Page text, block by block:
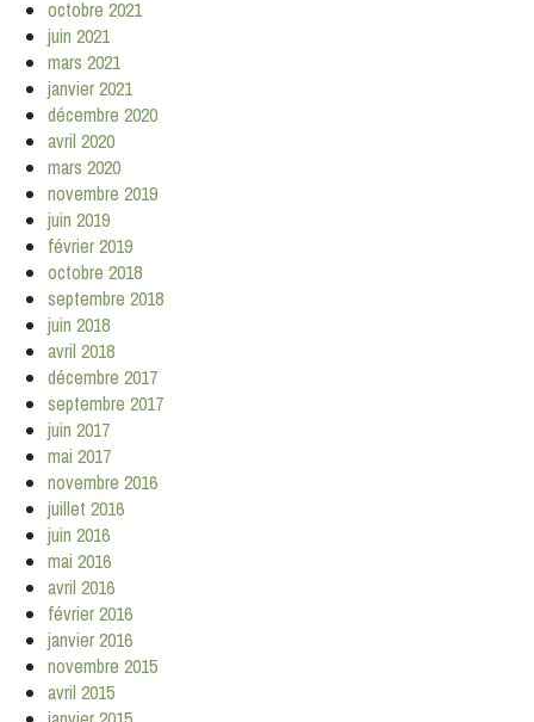
octobre 2021
juin 2021
mars 2021
janvier 2021
décembre 2020
avril 2020
mars 2020
novembre 2019
juin 2019
février 2019
octobre 2018
septembre 2018
juin 2018
avril 2018
décembre 2017
septembre 2017
juin 2017
mai 2017
novembre 2016
juillet 2016
juin 2016
mai 2016
avril 2016
février 2016
janvier 2016
novembre 2015
avril 2015